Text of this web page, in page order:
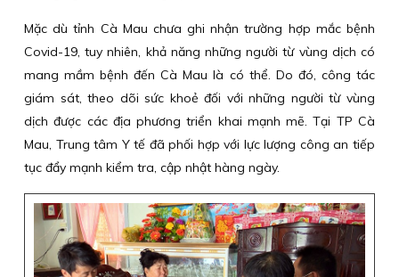
Mặc dù tỉnh Cà Mau chưa ghi nhận trường hợp mắc bệnh
Covid-19, tuy nhiên, khả năng những người từ vùng dịch có
mang mầm bệnh đến Cà Mau là có thể. Do đó, công tác
giám sát, theo dõi sức khoẻ đối với những người từ vùng
dịch được các địa phương triển khai mạnh mẽ. Tại TP Cà
Mau, Trung tâm Y tế đã phối hợp với lực lượng công an tiếp
tục đẩy mạnh kiểm tra, cập nhật hàng ngày.